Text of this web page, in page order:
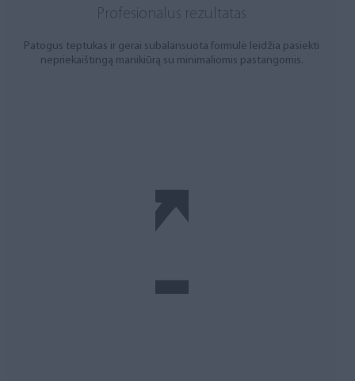
Profesionalus rezultatas
Patogus teptukas ir gerai subalansuota formulė leidžia pasiekti
nepriekaištingą manikiūrą su minimaliomis pastangomis.